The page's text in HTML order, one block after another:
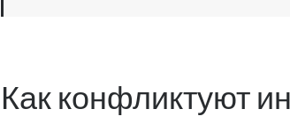
Как конфликтуют